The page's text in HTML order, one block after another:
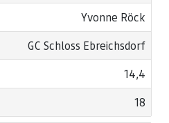
Yvonne Röck
GC Schloss Ebreichsdorf
14,4
18